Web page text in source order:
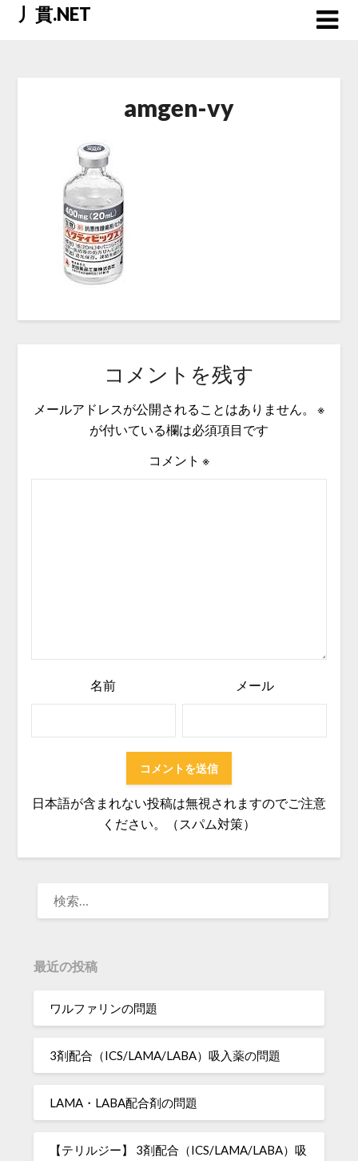
Skip丿貫.NET
amgen-vy
コメントを残す
メールアドレスが公開されることはありません。
※
が付いている欄は必須項目です
コメント ※
名前 メール
日本語が含まれない投稿は無視されますのでご注意
ください。（スパム対策）
最近の投稿
ワルファリンの問題
3剤配合（ICS/LAMA/LABA）吸入薬の問題
LAMA・LABA配合剤の問題
【テリルジー】 3剤配合（ICS/LAMA/LABA）吸